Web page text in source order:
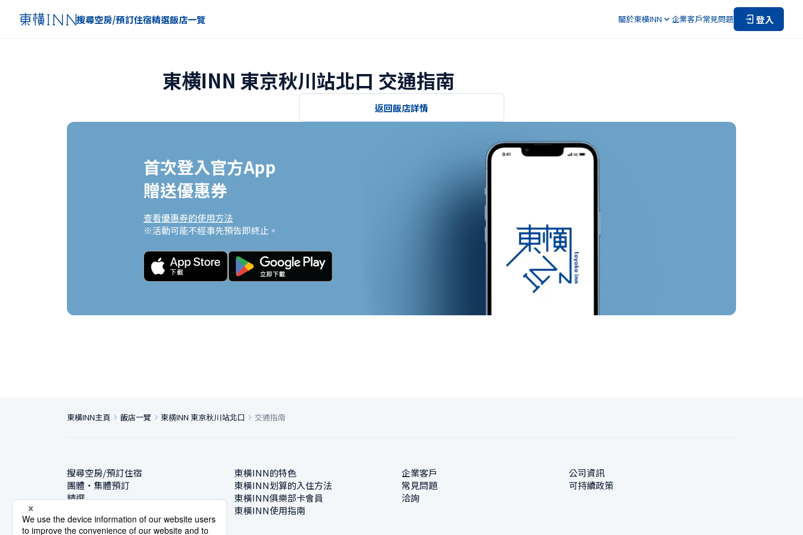
搜尋空房/預訂住宿精選飯店一覽 關於東橫INN 企業客戶常見問題 登入
東横INN 東京秋川站北口 交通指南
返回飯店詳情
首次登入官方App
贈送優惠券
查看優惠券的使用方法
※活動可能不經事先預告即終止。
東橫INN主頁 飯店一覽 東横INN 東京秋川站北口 交通指南
搜尋空房/預訂住宿
團體・集體預訂
精選
東橫INN的特色
東橫INN划算的入住方法
東橫INN俱樂部卡會員
東橫INN使用指南
企業客戶
常見問題
洽詢
公司資訊
可持續政策